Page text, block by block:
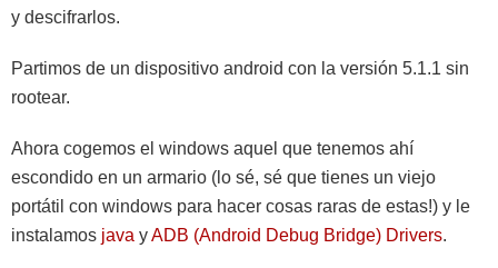
y descifrarlos.
Partimos de un dispositivo android con la versión 5.1.1 sin
rootear.
Ahora cogemos el windows aquel que tenemos ahí
escondido en un armario (lo sé, sé que tienes un viejo
portátil con windows para hacer cosas raras de estas!) y le
instalamos java yADB (Android Debug Bridge) Drivers.